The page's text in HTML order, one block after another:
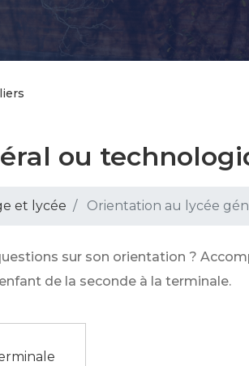
ou
et lycée Orientation au lycée
sur son orientation ?
de la seconde à la terminale.